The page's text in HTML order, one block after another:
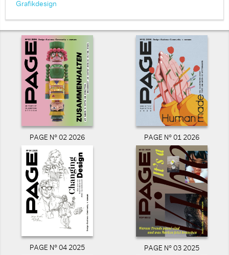
Grafikdesign
PAGE N° 02 2026 PAGE N° 01 2026
PAGE N° 04 2025 PAGE N° 03 2025